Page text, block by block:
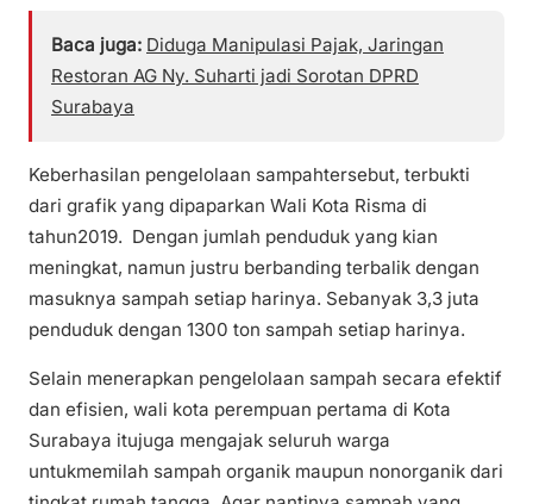
Baca juga: Diduga Manipulasi Pajak, Jaringan
Restoran AG Ny. Suharti jadi Sorotan DPRD
Surabaya
Keberhasilan pengelolaan sampahtersebut, terbukti
dari grafik yang dipaparkan Wali Kota Risma di
tahun2019. Dengan jumlah penduduk yang kian
meningkat, namun justru berbanding terbalik dengan
masuknya sampah setiap harinya. Sebanyak 3,3 juta
penduduk dengan 1300 ton sampah setiap harinya.
Selain menerapkan pengelolaan sampah secara efektif
dan efisien, wali kota perempuan pertama di Kota
Surabaya itujuga mengajak seluruh warga
untukmemilah sampah organik maupun nonorganik dari